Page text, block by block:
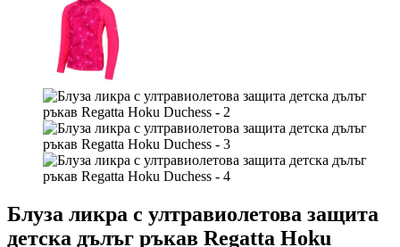
Блуза ликра с ултравиолетова защита
детска дълъг ръкав Regatta Hoku